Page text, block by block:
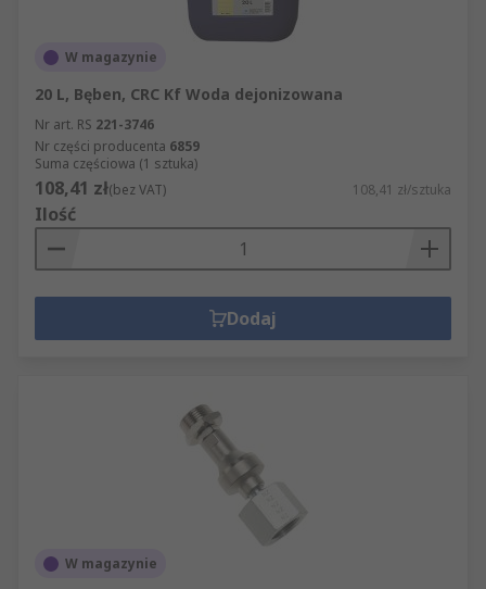
W magazynie
20 L, Bęben, CRC Kf Woda dejonizowana
Nr art. RS 221-3746
Nr części producenta 6859
Suma częściowa (1 sztuka)
108,41 zł(bez VAT) 108,41 zł/sztuka
Ilość
Dodaj
W magazynie